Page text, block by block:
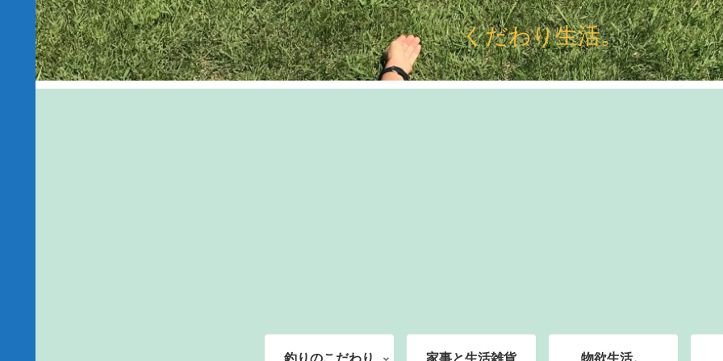
くだわり生活。
釣りのこだわり 家事と生活雑貨 物欲生活。